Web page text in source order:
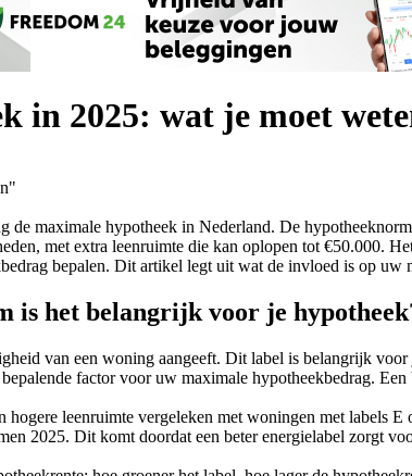
in 2025: wat je moet
de maximale hypotheek in Nederland. De
met extra leenruimte die kan oplopen tot €50.000.
bepalen. Dit artikel legt uit wat de invloed is op uw
is het belangrijk voor je
van een woning aangeeft. Dit label is belangrijk
factor voor uw maximale hypotheekbedrag. Een
hogere leenruimte vergeleken met woningen met
2025. Dit komt doordat een beter energielabel zorgt